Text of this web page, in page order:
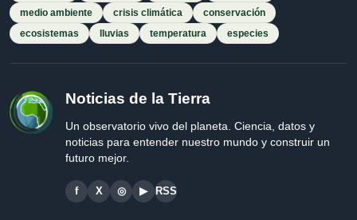
medio ambiente
crisis climática
conservación
ecosistemas
lluvias temperatura especies
Noticias de la Tierra
Un observatorio vivo del planeta. Ciencia, datos y
noticias para entender nuestro mundo y construir un
futuro mejor.
f X ◎ ▶ RSS